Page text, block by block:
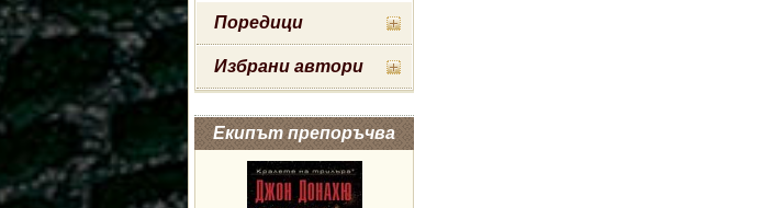
Поредици
Избрани автори
Екипът препоръчва